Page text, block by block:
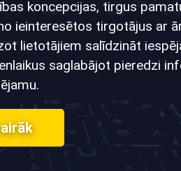
koncepcijas, tirgus
ieinteresētos tirgotājus ar
lietotājiem salīdzināt
saglabājot pieredzi